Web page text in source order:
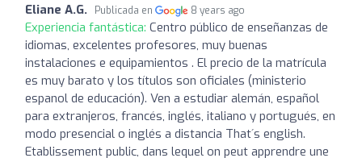
Eliane A.G. Publicada en 8 years ago
Experiencia fantástica: Centro público de enseñanzas de
idiomas, excelentes profesores, muy buenas
instalaciones e equipamientos . El precio de la matrícula
es muy barato y los títulos son oficiales (ministerio
espanol de educación). Ven a estudiar alemán, español
para extranjeros, francés, inglés, italiano y portugués, en
modo presencial o inglés a distancia That´s english.
Etablissement public, dans lequel on peut apprendre une